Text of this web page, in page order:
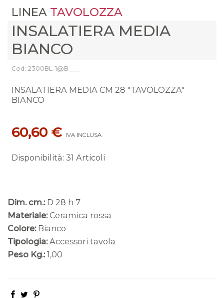
LINEA TAVOLOZZA
INSALATIERA MEDIA
BIANCO
Cod: 2300BL-1@B____
INSALATIERA MEDIA CM 28 "TAVOLOZZA"
BIANCO
60,60 € IVA INCLUSA
Disponibilità: 31 Articoli
Dim. cm.: D 28 h 7
Materiale: Ceramica rossa
Colore: Bianco
Tipologia: Accessori tavola
Peso Kg.: 1,00